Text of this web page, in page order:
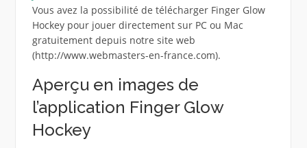
Vous avez la possibilité de télécharger Finger Glow
Hockey pour jouer directement sur PC ou Mac
gratuitement depuis notre site web
(http://www.webmasters-en-france.com).
Aperçu en images de
l’application Finger Glow
Hockey